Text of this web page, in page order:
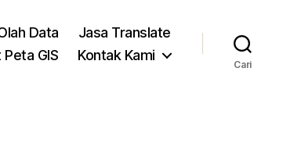
Data
Jasa Translate
GIS
Kontak Kami
Cari